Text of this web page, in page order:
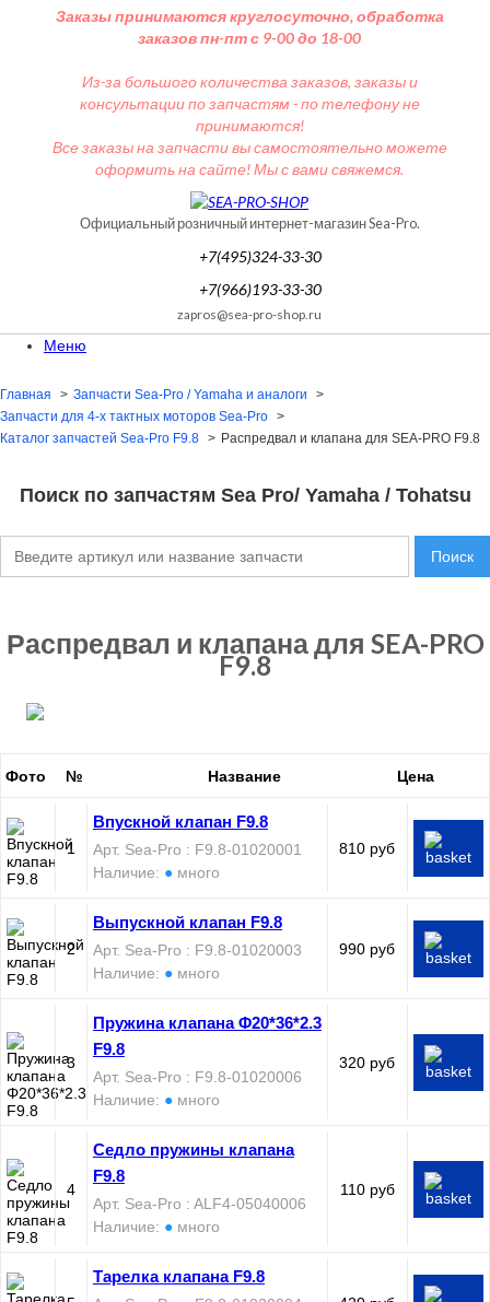
Заказы принимаются круглосуточно, обработка
заказов пн-пт с 9-00 до 18-00
Из-за большого количества заказов, заказы и
консультации по запчастям - по телефону не
принимаются!
Все заказы на запчасти вы самостоятельно можете
оформить на сайте! Мы с вами свяжемся.
Официальный розничный интернет-магазин Sea-Pro.
+7(495)324-33-30
+7(966)193-33-30
zapros@sea-pro-shop.ru
Меню
Распредвал и клапана для SEA-PRO F9.8
Каталог запчастей Sea-Pro F9.8
Запчасти для 4-х тактных моторов Sea-Pro
Запчасти Sea-Pro / Yamaha и аналоги
Главная
Поиск по запчастям Sea Pro/ Yamaha / Tohatsu
Поиск
Распредвал и клапана для SEA-PRO
F9.8
Фото № Название Цена
1
Арт. Sea-Pro : F9.8-01020001
Наличие: ●много
Впускной клапан F9.8
810 руб
2
Арт. Sea-Pro : F9.8-01020003
Наличие: ●много
Выпускной клапан F9.8
990 руб
3
Арт. Sea-Pro : F9.8-01020006
Наличие: ●много
Пружина клапана Φ20*36*2.3
F9.8
320 руб
4
Арт. Sea-Pro : ALF4-05040006
Наличие: ●много
Седло пружины клапана
F9.8
110 руб
Тарелка клапана F9.8